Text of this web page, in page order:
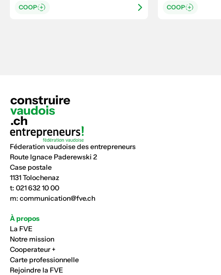
COOP
COOP
Féderation vaudoise des entrepreneurs
Route Ignace Paderewski 2
Case postale
1131 Tolochenaz
t: 021 632 10 00
m: communication@fve.ch
À propos
La FVE
Notre mission
Cooperateur +
Carte professionnelle
Rejoindre la FVE